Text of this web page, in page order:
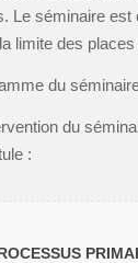
Le séminaire est
limite des
du
du
: